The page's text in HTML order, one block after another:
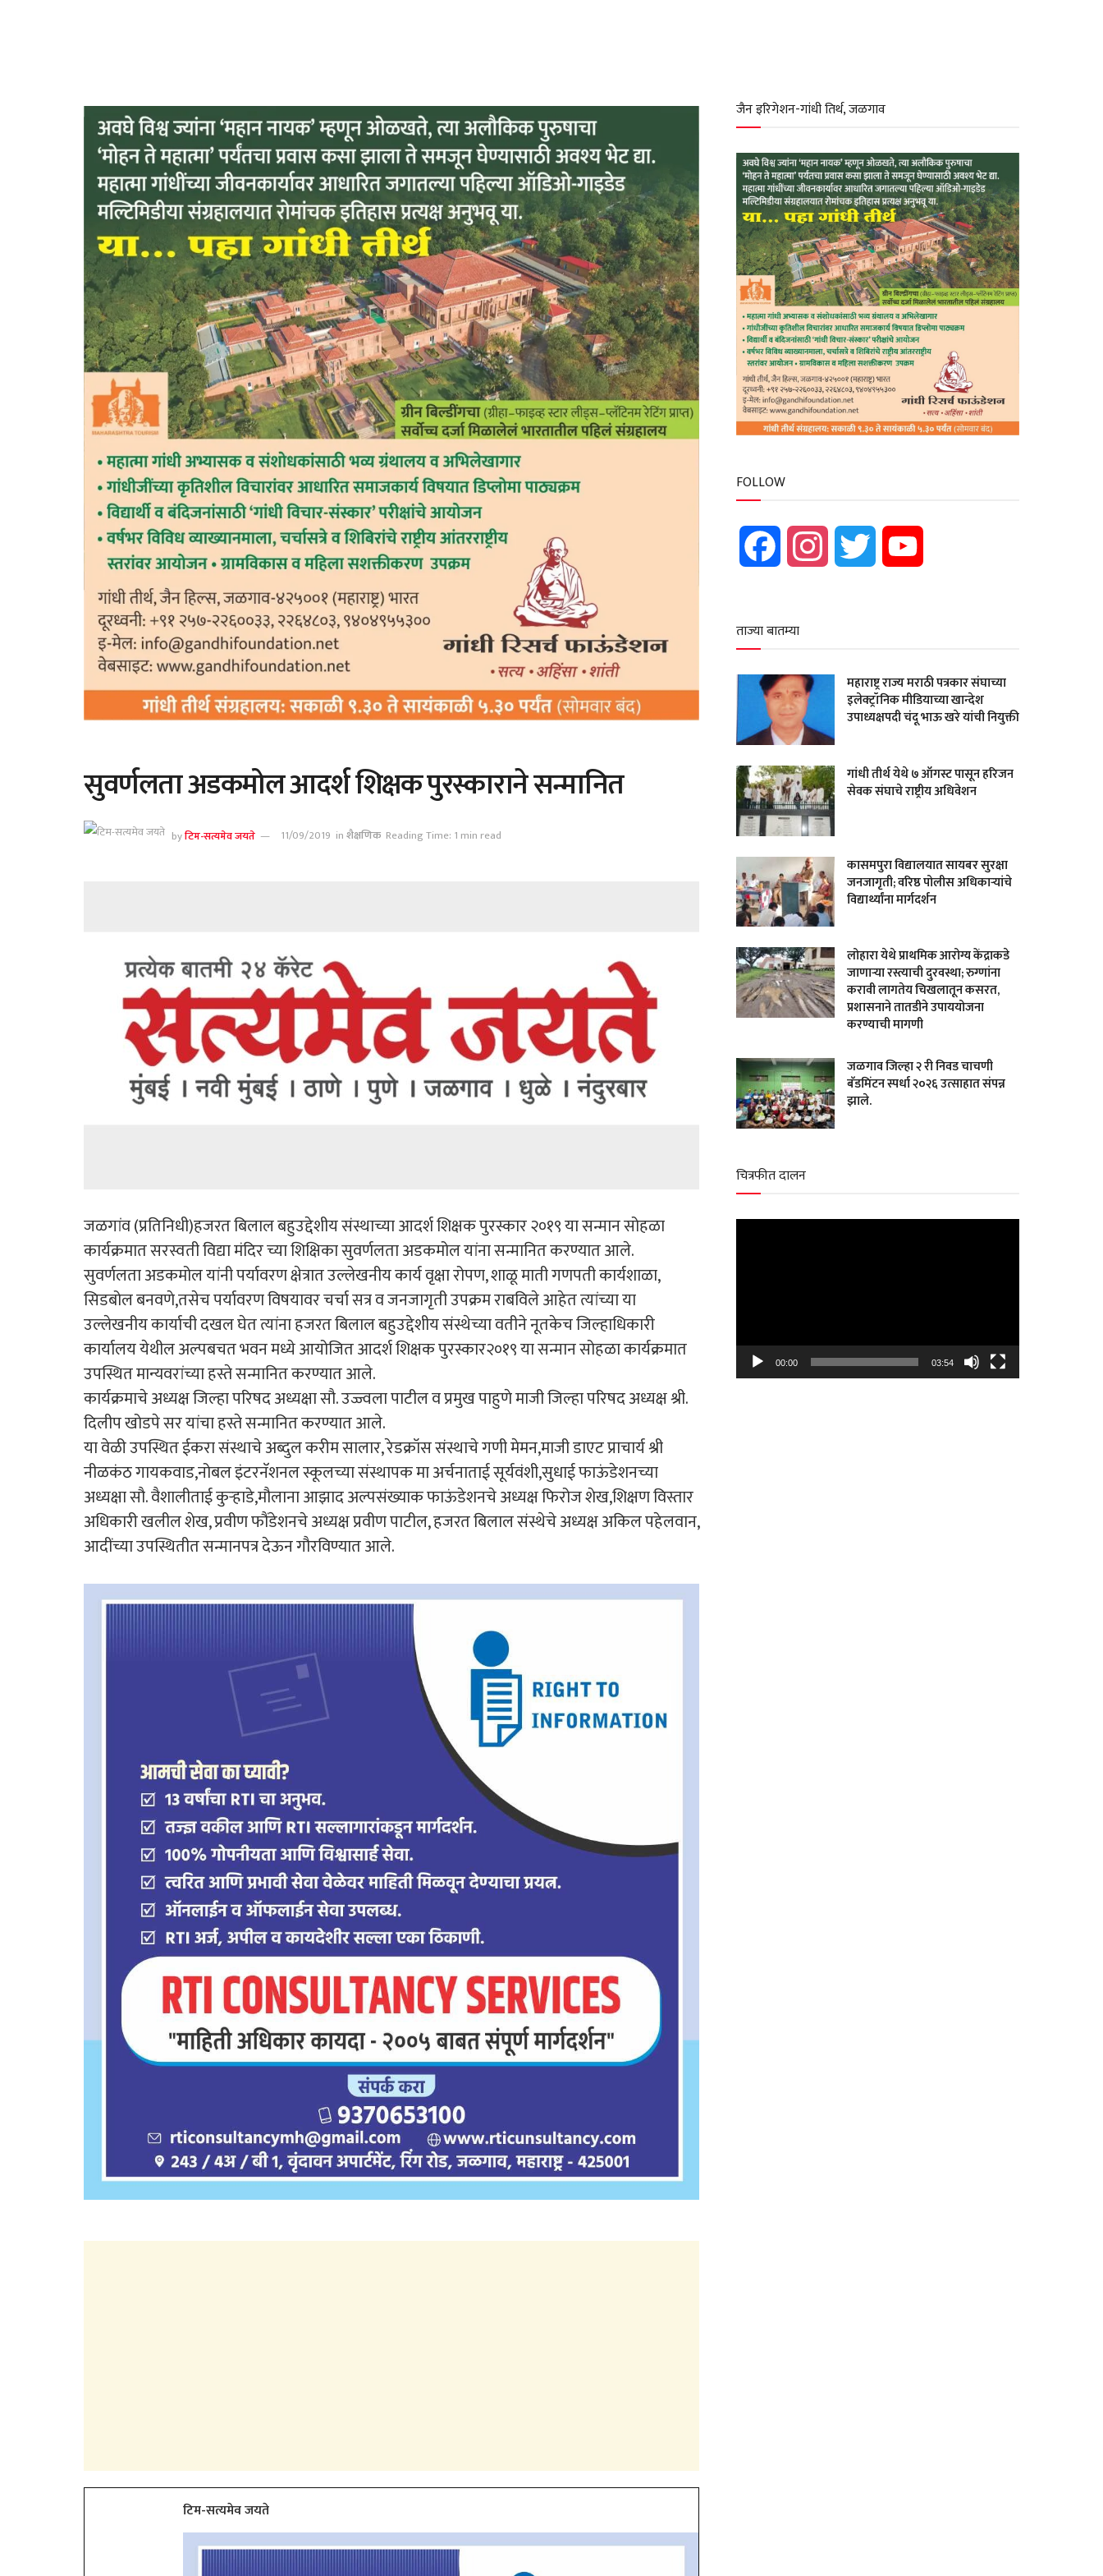
सुवर्णलता अडकमोल आदर्श शिक्षक पुरस्काराने सन्मानित
byटिम-सत्यमेव जयते 11/09/2019 inशैक्षणिक Reading Time: 1 min read
जळगांव (प्रतिनिधी)हजरत बिलाल बहुउद्देशीय संस्थाच्या आदर्श शिक्षक पुरस्कार २०१९ या सन्मान सोहळा
कार्यक्रमात सरस्वती विद्या मंदिर च्या शिक्षिका सुवर्णलता अडकमोल यांना सन्मानित करण्यात आले.
सुवर्णलता अडकमोल यांनी पर्यावरण क्षेत्रात उल्लेखनीय कार्य वृक्षा रोपण, शाळू माती गणपती कार्यशाळा,
सिडबोल बनवणे,तसेच पर्यावरण विषयावर चर्चा सत्र व जनजागृती उपक्रम राबविले आहेत त्यांच्या या
उल्लेखनीय कार्याची दखल घेत त्यांना हजरत बिलाल बहुउद्देशीय संस्थेच्या वतीने नूतकेच जिल्हाधिकारी
कार्यालय येथील अल्पबचत भवन मध्ये आयोजित आदर्श शिक्षक पुरस्कार२०१९ या सन्मान सोहळा कार्यक्रमात
उपस्थित मान्यवरांच्या हस्ते सन्मानित करण्यात आले.
कार्यक्रमाचे अध्यक्ष जिल्हा परिषद अध्यक्षा सौ. उज्ज्वला पाटील व प्रमुख पाहुणे माजी जिल्हा परिषद अध्यक्ष श्री.
दिलीप खोडपे सर यांचा हस्ते सन्मानित करण्यात आले.
या वेळी उपस्थित ईकरा संस्थाचे अब्दुल करीम सालार, रेडक्रॉस संस्थाचे गणी मेमन,माजी डाएट प्राचार्य श्री
नीळकंठ गायकवाड,नोबल इंटरनॅशनल स्कूलच्या संस्थापक मा अर्चनाताई सूर्यवंशी,सुधाई फाऊंडेशनच्या
अध्यक्षा सौ. वैशालीताई कुऱ्हाडे,मौलाना आझाद अल्पसंख्याक फाऊंडेशनचे अध्यक्ष फिरोज शेख,शिक्षण विस्तार
अधिकारी खलील शेख, प्रवीण फौंडेशनचे अध्यक्ष प्रवीण पाटील, हजरत बिलाल संस्थेचे अध्यक्ष अकिल पहेलवान,
आदींच्या उपस्थितीत सन्मानपत्र देऊन गौरविण्यात आले.
टिम-सत्यमेव जयते
जैन इरिगेशन-गांधी तिर्थ, जळगाव
FOLLOW
Facebook Instagram Twitter
ताज्या बातम्या
महाराष्ट्र राज्य मराठी पत्रकार संघाच्या
इलेक्ट्रॉनिक मीडियाच्या खान्देश
उपाध्यक्षपदी चंदू भाऊ खरे यांची नियुक्ती
गांधी तीर्थ येथे ७ ऑगस्ट पासून हरिजन
सेवक संघाचे राष्ट्रीय अधिवेशन
कासमपुरा विद्यालयात सायबर सुरक्षा
जनजागृती; वरिष्ठ पोलीस अधिकाऱ्यांचे
विद्यार्थ्यांना मार्गदर्शन
लोहारा येथे प्राथमिक आरोग्य केंद्राकडे
जाणाऱ्या रस्त्याची दुरवस्था; रुग्णांना
करावी लागतेय चिखलातून कसरत,
प्रशासनाने तातडीने उपाययोजना
करण्याची मागणी
जळगाव जिल्हा २ री निवड चाचणी
बॅडमिंटन स्पर्धा २०२६ उत्साहात संपन्न
झाले.
चित्रफीत दालन
00:00 03:54